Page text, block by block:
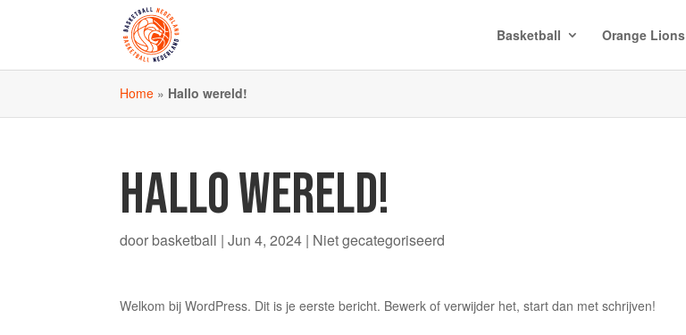
Basketball Orange Lions
Home » Hallo wereld!
HALLO WERELD!
door basketball |Jun 4, 2024 | Niet gecategoriseerd
Welkom bij WordPress. Dit is je eerste bericht. Bewerk of verwijder het, start dan met schrijven!